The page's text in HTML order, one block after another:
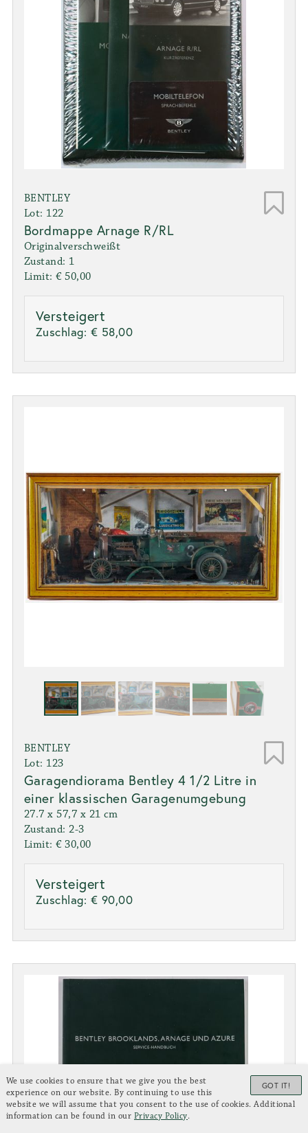
BENTLEY
Lot: 122
Bordmappe Arnage R/RL
Originalverschweißt
Zustand: 1
Limit: € 50,00
Versteigert
Zuschlag: € 58,00
BENTLEY
Lot: 123
Garagendiorama Bentley 4 1/2 Litre in
einer klassischen Garagenumgebung
27.7 x 57,7 x 21 cm
Zustand: 2-3
Limit: € 30,00
Versteigert
Zuschlag: € 90,00
GOT IT!
We use cookies to ensure that we give you the best
experience on our website. By continuing to use this
website we will assume that you consent to the use of cookies. Additional
information can be found in our Privacy Policy.